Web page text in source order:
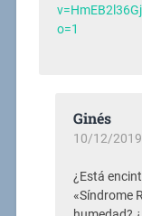
o=1
Ginés
10/12/2019
¿Está
«Síndrome